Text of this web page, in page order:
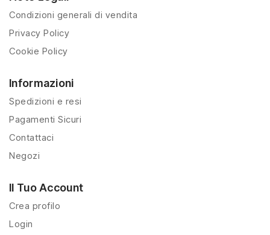
Condizioni generali di vendita
Privacy Policy
Cookie Policy
Informazioni
Spedizioni e resi
Pagamenti Sicuri
Contattaci
Negozi
Il Tuo Account
Crea profilo
Login